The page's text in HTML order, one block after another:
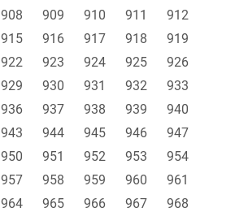
908 909 910 911
912
915 916 917 918
919
922 923 924 925
926
929 930 931 932
933
936 937 938 939
940
943 944 945 946
947
950 951 952 953
954
957 958 959 960
961
964 965 966 967
968